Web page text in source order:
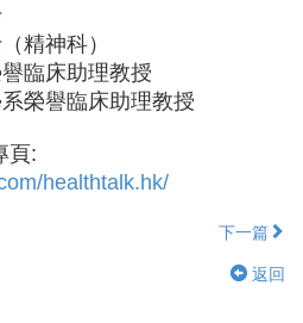
精神科）
臨床助理教授
榮譽臨床助理教授
頁:
healthtalk.hk/
下一篇
返回